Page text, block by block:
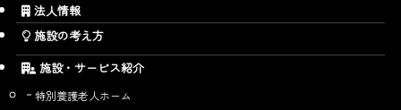
法人情報
施設の考え方
施設・サービス紹介
特別養護老人ホーム